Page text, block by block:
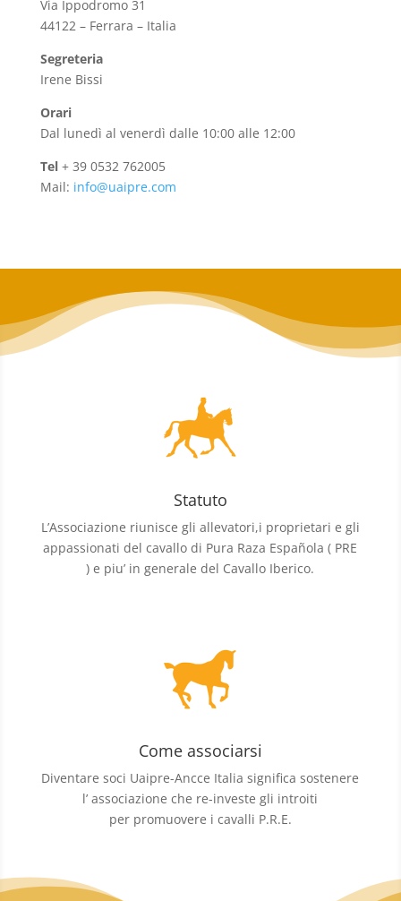
Via Ippodromo 31
44122 – Ferrara – Italia
Segreteria
Irene Bissi
Orari
Dal lunedì al venerdì dalle 10:00 alle 12:00
Tel+ 39 0532 762005
Mail: info@uaipre.com
Statuto
L’Associazione riunisce gli allevatori,i proprietari e gli
appassionati del cavallo di Pura Raza Española ( PRE
) e piu’ in generale del Cavallo Iberico.
Come associarsi
Diventare soci Uaipre-Ancce Italia significa sostenere
l’ associazione che re-investe gli introiti
per promuovere i cavalli P.R.E.